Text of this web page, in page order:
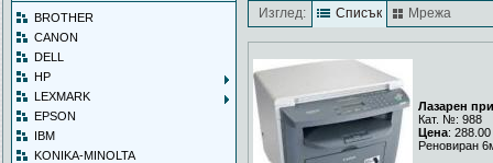
BROTHER
CANON
DELL
HP
LEXMARK
EPSON
IBM
KONIKA-MINOLTA
Изглед:
Списък Мрежа
Лазарен
Кат. №: 988
Цена:
Реновиран